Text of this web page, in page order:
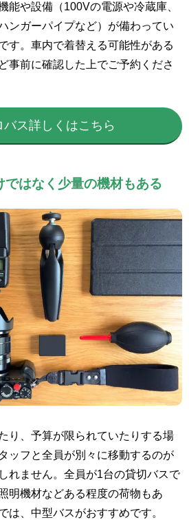
能や設備（100Vの電源や冷蔵庫、
ンガーパイプなど）が備わってい
す。車内で着替える可能性がある
事前に確認した上でご予約くださ
バス詳しくはこちら
ではなく少量の機材もある
り、予算が限られていたりする場
ッフと全員が別々に移動するのが
れません。全員が1台の貸切バスで
明機材などある程度の荷物もあ
は、中型バスがおすすめです。